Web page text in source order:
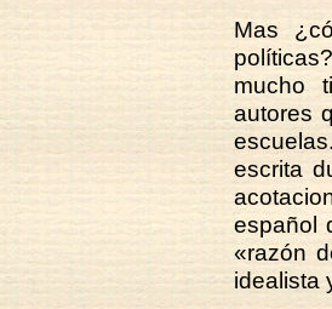
Mas
mucho
autores
escrita
español
«razón
idealista